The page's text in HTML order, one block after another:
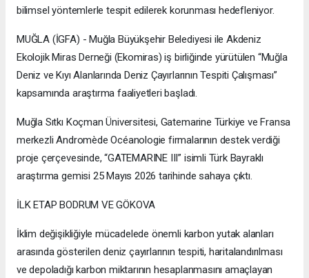
bilimsel yöntemlerle tespit edilerek korunması hedefleniyor.
MUĞLA (İGFA) - Muğla Büyükşehir Belediyesi ile Akdeniz
Ekolojik Miras Derneği (Ekomiras) iş birliğinde yürütülen “Muğla
Deniz ve Kıyı Alanlarında Deniz Çayırlarının Tespiti Çalışması”
kapsamında araştırma faaliyetleri başladı.
Muğla Sıtkı Koçman Üniversitesi, Gatemarine Türkiye ve Fransa
merkezli Andromède Océanologie firmalarının destek verdiği
proje çerçevesinde, “GATEMARINE III” isimli Türk Bayraklı
araştırma gemisi 25 Mayıs 2026 tarihinde sahaya çıktı.
İLK ETAP BODRUM VE GÖKOVA
İklim değişikliğiyle mücadelede önemli karbon yutak alanları
arasında gösterilen deniz çayırlarının tespiti, haritalandırılması
ve depoladığı karbon miktarının hesaplanmasını amaçlayan